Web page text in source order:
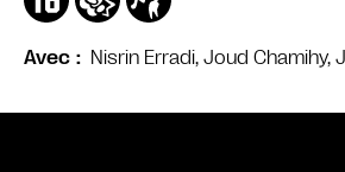
Avec Nisrin Erradi, Joud Chamihy,